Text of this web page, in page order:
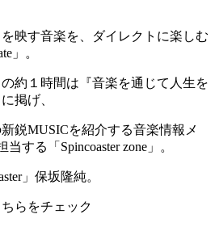
映す音楽を、ダイレクトに楽しむ
」。
約１時間は『音楽を通じて人生を
掲げ、
鋭MUSICを紹介する音楽情報メ
する「Spincoaster zone」。
」保坂隆純。
らをチェック